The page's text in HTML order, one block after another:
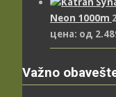
Neon 1000m
цена: од
Važno